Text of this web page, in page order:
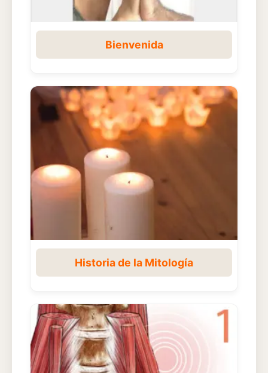
Bienvenida
Historia de la Mitología